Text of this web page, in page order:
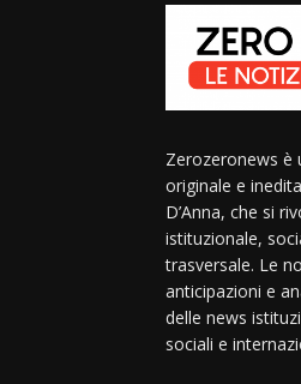
Zerozeronews è
originale e
D’Anna, che si
istituzionale,
trasversale. Le
anticipazioni e
delle news
sociali e